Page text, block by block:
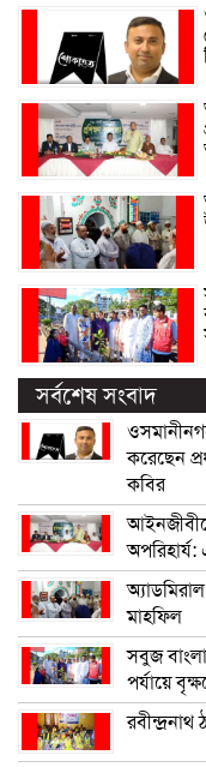
সর্বশেষ সংবাদ
করেছেন
কবির
মাহফিল
সবুজ
পর্যায়ে
রবীন্দ্রনাথ